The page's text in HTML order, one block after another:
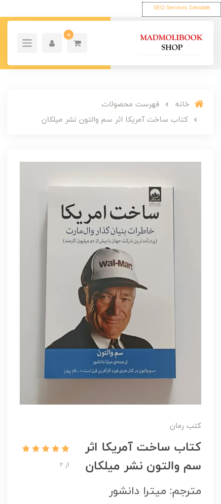
SEO Services Glendale
0
خانه
فهرست محصولات
کتاب ساخت آمریکا اثر سم والتون نشر میلکان
کتب رمان
کتاب ساخت آمریکا اثر
سم والتون نشر میلکان
از 2
مترجم: میترا دانشور